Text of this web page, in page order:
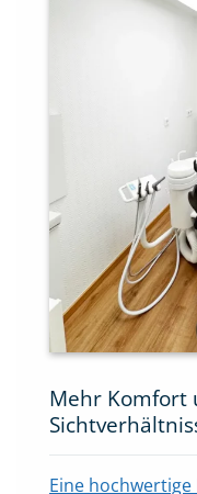
Mehr Komfort
Eine